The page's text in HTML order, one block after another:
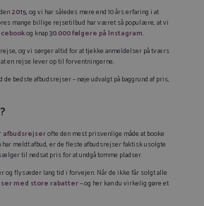
2015, og vi har således mere end 10 års erfaring i at
mange billige rejsetilbud har været så populære, at vi
og knap30.000 følgere på Instagram.
og vi sørger altid for at tjekke anmeldelser på tværs
en rejse lever op til forventningerne.
bedste afbudsrejser – nøje udvalgt på baggrund af pris,
afbudsrejserofte den mest prisvenlige måde at booke
har meldt afbud, er de fleste afbudsrejser faktisk usolgte
til nedsat pris for at undgå tomme pladser.
og flysæder lang tid i forvejen. Når de ikke får solgt alle
med store rabatter– og her kan du virkelig gøre et